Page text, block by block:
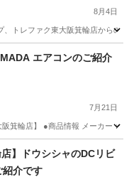
8月4日
トレファク東大阪箕輪店から
エアコンのご紹介
7月21日
大阪箕輪店】 ●商品情報 メー
YAMADA
店】ドウシシャのDCリビ
紹介です